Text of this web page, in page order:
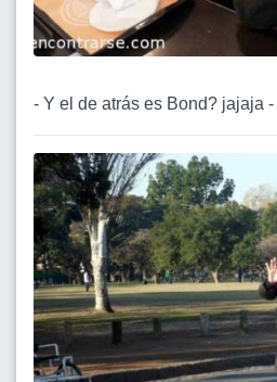
- Y el de atrás es Bond? jajaja -